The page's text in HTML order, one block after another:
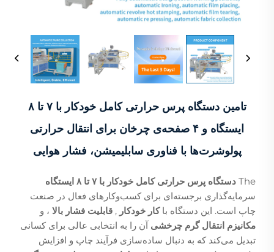
تامین دستگاه پرس حرارتی کامل خودکار با ۷ تا ۸
ایستگاه و ۴ صفحه‌ی چرخان برای انتقال حرارتی
پولوشرت‌ها با فناوری سابلیمیشن، فشار هوایی
The دستگاه پرس حرارتی کامل خودکار با ۷ تا ۸ ایستگاه
سرمایه‌گذاری برجسته‌ای برای کسب‌وکارهای فعال در صنعت
چاپ است. این دستگاه باکار خودکار , قابلیت فشار بالا ، و
مکانیزم انتقال گرم چرخشی آن را به انتخابی عالی برای کسانی
تبدیل می‌کند که به دنبال ساده‌سازی فرآیند چاپ و افزایش